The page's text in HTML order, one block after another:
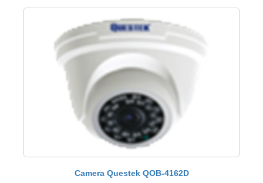
Camera Questek QOB-4162D